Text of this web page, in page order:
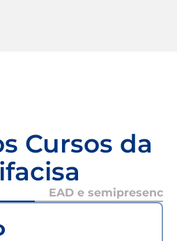
Cursos da
EAD e semipresencial